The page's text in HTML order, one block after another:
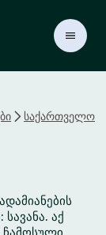
საქართველო
აქ